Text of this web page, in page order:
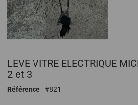
de
la
galerie
d’images
au
début
la
LEVE VITRE ELECTRIQUE
2 et 3
Référence 821